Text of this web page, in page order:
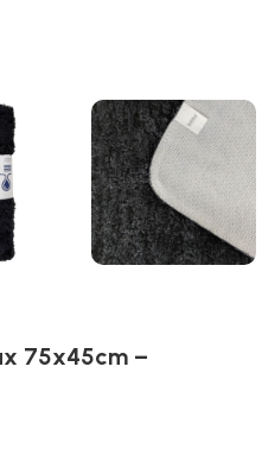
75x45cm –